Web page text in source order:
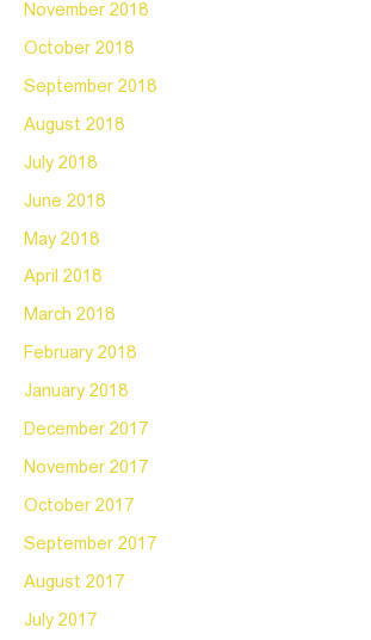
November 2018
October 2018
September 2018
August 2018
July 2018
June 2018
May 2018
April 2018
March 2018
February 2018
January 2018
December 2017
November 2017
October 2017
September 2017
August 2017
July 2017